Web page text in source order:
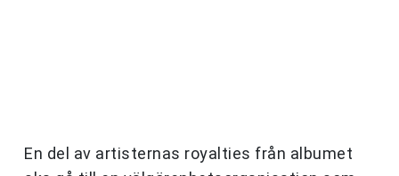
En del av artisternas royalties från albumet